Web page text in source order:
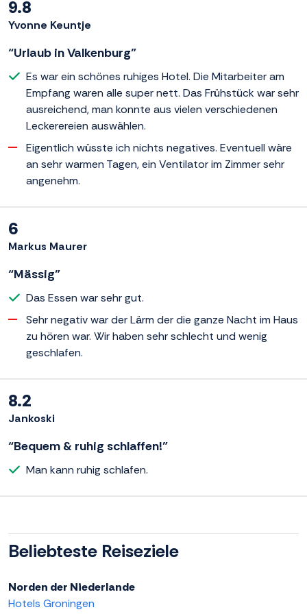
9.8
Yvonne Keuntje
“Urlaub in Valkenburg”
Es war ein schönes ruhiges Hotel. Die Mitarbeiter am
Empfang waren alle super nett. Das Frühstück war sehr
ausreichend, man konnte aus vielen verschiedenen
Leckerereien auswählen.
Eigentlich wüsste ich nichts negatives. Eventuell wäre
an sehr warmen Tagen, ein Ventilator im Zimmer sehr
angenehm.
6
Markus Maurer
“Mässig”
Das Essen war sehr gut.
Sehr negativ war der Lärm der die ganze Nacht im Haus
zu hören war. Wir haben sehr schlecht und wenig
geschlafen.
8.2
Jankoski
“Bequem & ruhig schlaffen!”
Man kann ruhig schlafen.
Beliebteste Reiseziele
Norden der Niederlande
Hotels Groningen